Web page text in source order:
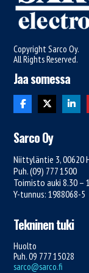
Copyright Sarco Oy.
All Rights Reserved.
Jaa somessa
Sarco Oy
Niittyläntie 3, 00620
Puh. (09) 777 1500
Toimisto auki 8.30 –
Y-tunnus: 1988068-5
Tekninen tuki
Huolto
Puh. 09 777 15028
sarco@sarco.fi